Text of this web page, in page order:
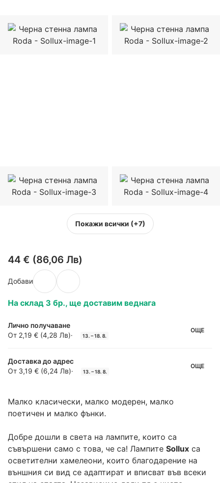
Покажи всички (+7)
44 € (86,06 Лв)
Добави
На склад 3 бр., ще доставим веднага
Лично получаване
От 2,19 € (4,28 Лв)· 13. – 18. 8.
ОЩЕ
Доставка до адрес
От 3,19 € (6,24 Лв)· 13. – 18. 8.
ОЩЕ
Малко класически, малко модерен, малко
поетичен и малко фънки.
Добре дошли в света на лампите, които са
съвършени само с това, че са! Лампите Sollux са
осветителни хамелеони, които благодарение на
външния си вид се адаптират и вписват във всеки